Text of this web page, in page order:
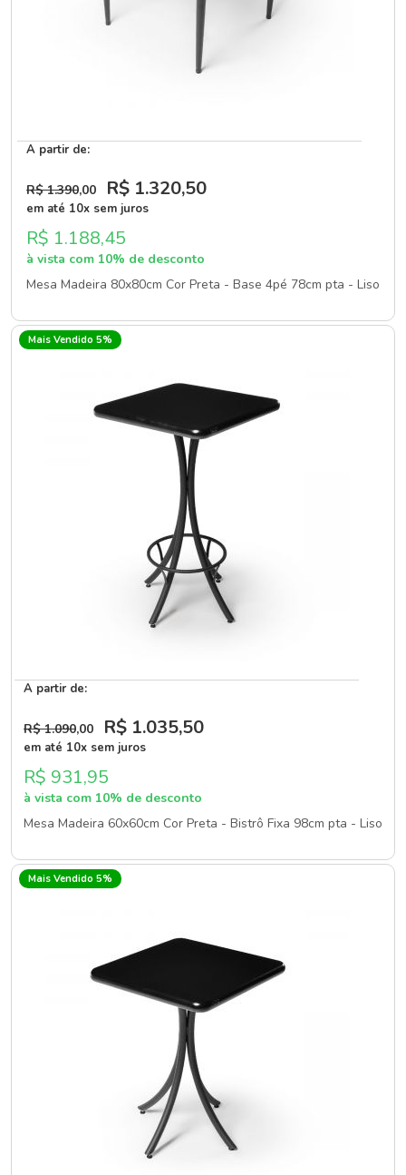
A partir de:
R$ 1.390,00 R$ 1.320,50
em até 10x sem juros
R$ 1.188,45
à vista com 10% de desconto
Mesa Madeira 80x80cm Cor Preta - Base 4pé 78cm pta - Liso
Mais Vendido 5%
A partir de:
R$ 1.090,00 R$ 1.035,50
em até 10x sem juros
R$ 931,95
à vista com 10% de desconto
Mesa Madeira 60x60cm Cor Preta - Bistrô Fixa 98cm pta - Liso
Mais Vendido 5%